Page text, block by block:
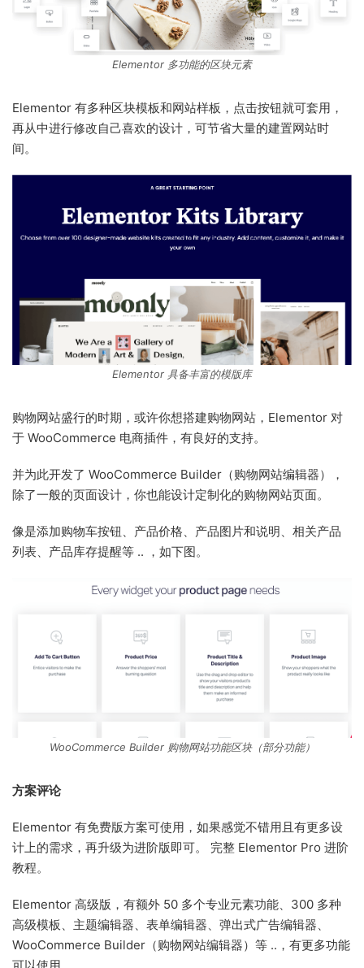
Elementor 多功能的区块元素
Elementor 有多种区块模板和网站样板，点击按钮就可套用，
再从中进行修改自己喜欢的设计，可节省大量的建置网站时
间。
Elementor 具备丰富的模版库
购物网站盛行的时期，或许你想搭建购物网站，Elementor 对
于 WooCommerce 电商插件，有良好的支持。
并为此开发了 WooCommerce Builder（购物网站编辑器），
除了一般的页面设计，你也能设计定制化的购物网站页面。
像是添加购物车按钮、产品价格、产品图片和说明、相关产品
列表、产品库存提醒等 .. ，如下图。
WooCommerce Builder 购物网站功能区块（部分功能）
方案评论
Elementor 有免费版方案可使用，如果感觉不错用且有更多设
计上的需求，再升级为进阶版即可。 完整 Elementor Pro 进阶
教程。
Elementor 高级版，有额外 50 多个专业元素功能、300 多种
高级模板、主题编辑器、表单编辑器、弹出式广告编辑器、
WooCommerce Builder（购物网站编辑器）等 ..，有更多功能